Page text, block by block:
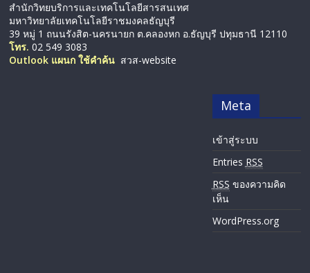
สำนักวิทยบริการและเทคโนโลยีสารสนเทศ
มหาวิทยาลัยเทคโนโลยีราชมงคลธัญบุรี
39 หมู่ 1 ถนนรังสิต-นครนายก ต.คลองหก อ.ธัญบุรี ปทุมธานี 12110
โทร. 02 549 3083
Outlook แผนก ใช้คำค้น สวส-website
Meta
เข้าสู่ระบบ
Entries RSS
RSS ของความคิด
เห็น
WordPress.org